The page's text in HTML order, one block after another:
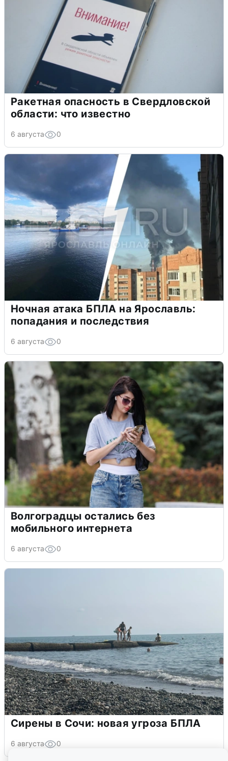
Ракетная опасность в Свердловской
области: что известно
6 августа 0
Ночная атака БПЛА на Ярославль:
попадания и последствия
6 августа 0
Волгоградцы остались без
мобильного интернета
6 августа 0
Сирены в Сочи: новая угроза БПЛА
6 августа 0